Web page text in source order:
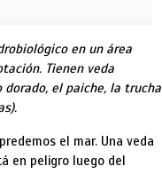
en un área
Tienen veda
el paiche, la trucha
el mar. Una veda
en peligro luego del